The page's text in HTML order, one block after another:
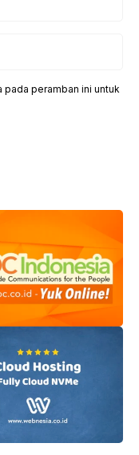
pada peramban ini untuk